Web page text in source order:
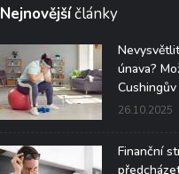
Nejnovějšíčlánky
únava?
26.10.2025
Finanční